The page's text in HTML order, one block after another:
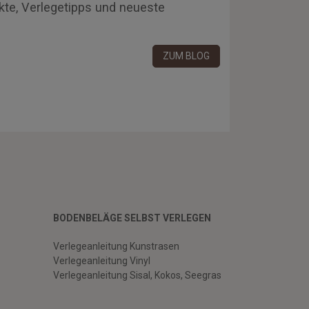
Verlegetipps und neueste
ZUM BLOG
BODENBELÄGE SELBST VERLEGEN
Verlegeanleitung Kunstrasen
Verlegeanleitung Vinyl
Verlegeanleitung Sisal, Kokos, Seegras